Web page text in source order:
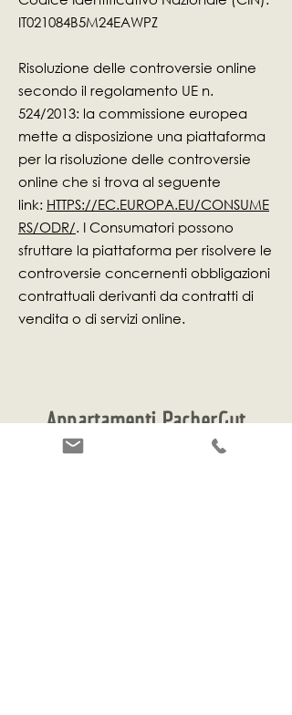
IT021084B5M24EAWPZ
Risoluzione delle controversie online
secondo il regolamento UE n.
524/2013: la commissione europea
mette a disposizione una piattaforma
per la risoluzione delle controversie
online che si trova al seguente
link: HTTPS://EC.EUROPA.EU/CONSUME
RS/ODR/. I Consumatori possono
sfruttare la piattaforma per risolvere le
controversie concernenti obbligazioni
contrattuali derivanti da contratti di
vendita o di servizi online.
Appartamenti PacherGut
Via Gegend 48, 39010 San